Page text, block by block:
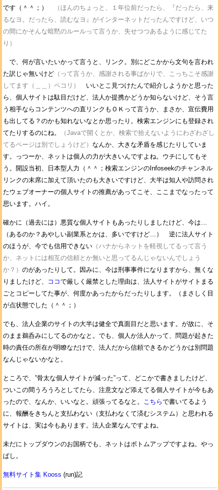
です（＾＾；）
（ほんのちょっと、１年位前だったら、『だったら、来
るなヨ。だったら、読むなヨ』がインターネットだったんですけど、いつ
の間にかそんな暗黙のルールって言うか、失せつつあるように感じてた
り）
で、何が言いたいかって言うと、リンク。別にどこかから文句を言われ
た訳じゃ無いけど （って言うか、感謝される事ばかりで、こっちこそ感謝
してます（＿＿）ペコリ）
いいとこ見つけたんで紹介しようかと思った
ら、個人サイトは駄目だけど、法人か提携かどうか知らないけど、そう言
う相手ならコンテンツへの直リンクもＯＫって言うか、まさか、宣伝費用
も出してる？のかも知れないなとか思ったり。検索エンジンにも登録され
てたりするのにね。
（Javaで開くとか、検索で拾えないようにわざわざし
てるページは別でしょうけど） なんか、大きな矛盾を感じたりしていま
す。っつーか、ネットは個人の力が大きいんですよね。ウチにしてもそ
う。開設当初、日本型人力（＾＾；検索エンジンのInfoseekのチャンネル
リンクの末席に加えて頂いたのも大きいですけど、大半は知人や訪問され
たウェブオーナーの個人サイトの推薦があってこそ、ここまでなったって
思います。ハイ。
確かに（過去には）悪質な個人サイトもあったりしましたけど、今は…
（あるのか？あやしい副業系とかは、多いですけど…） 逆に法人サイト
のほうが、今でも信用できない （ハナからネットを軽視してるって言う
か、ネットには相互の信頼とか無いと思ってるんじゃないんでしょう
か？） のがあったりして。因みに、今は刑事事件になりますから、無くな
りましたけど、
ココで厳しく厳禁とした理由は、法人サイトがサイトまる
ごとコピーしてた事が、何度かあったからだったりします。（まさしく目
が点状態でした（＾＾；）
でも、法人企業のサイトの大半は健全で真面目だと思います。が故に、そ
のまま鵜呑みにしてるのかなと。でも、個人か法人かって、問題が起きた
時の責任の所在が明瞭なだけで、法人だから信頼できるかどうかは別問題
なんじゃないかなと。
ところで、”骨太な個人サイトが減った”って、どこかで書きましたけど、
ついこの間うろうろとしてたら、注意文など添えてる個人サイトが今もあ
ったので、なんか、いいなと。頑張ってるなと。 こちらで書いてるよう
に、報酬をきちんと支払わない（支払わなくて済むシステム）と思われる
サイトは、実は今もあります。法人企業なんですよね。
未だにトップダウンのお国柄でも、ネットはボトムアップですよね。やっ
ぱし。
無料サイト集 Kooss (run)記